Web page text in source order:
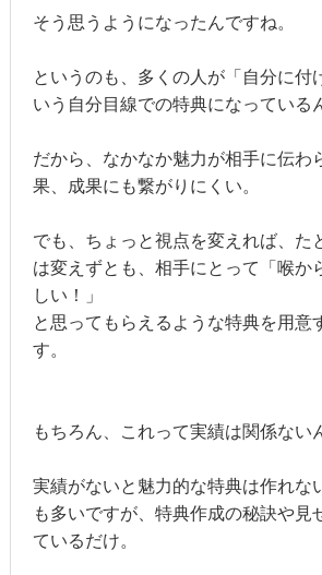
そう思うようになったんですね。
というのも、多くの人が「自分に付
いう自分目線での特典になっている
だから、なかなか魅力が相手に伝わ
果、成果にも繋がりにくい。
でも、ちょっと視点を変えれば、た
は変えずとも、相手にとって「喉か
しい！」
と思ってもらえるような特典を用意
す。
もちろん、これって実績は関係ない
実績がないと魅力的な特典は作れな
も多いですが、特典作成の秘訣や見
ているだけ。